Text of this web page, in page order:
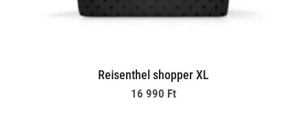
Reisenthel shopper XL
16 990 Ft